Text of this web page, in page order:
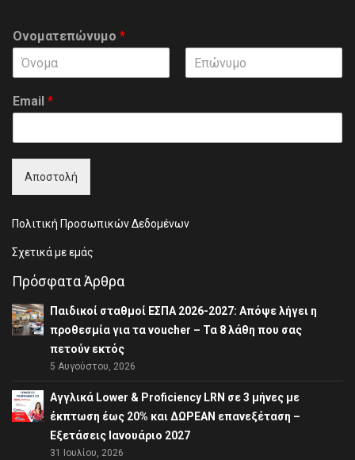
Ονοματεπώνυμο *
i
rEmail *
Αποστολή
Πολιτική Προσωπικών Δεδομένων
Σχετικά με εμάς
Πρόσφατα Άρθρα
Παιδικοί σταθμοί ΕΣΠΑ 2026-2027: Απόψε λήγει η
προθεσμία για τα voucher – Τα 8 λάθη που σας
πετούν εκτός
5 Αυγούστου, 2026
Αγγλικά Lower & Proficiency LRN σε 3 μήνες με
έκπτωση έως 20% και ΔΩΡΕΑΝ επανεξέταση –
Εξετάσεις Ιανουάριο 2027
31 Ιουλίου, 2026